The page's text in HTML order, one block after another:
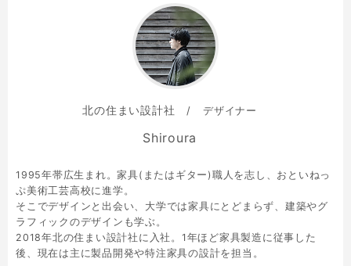
北の住まい設計社 デザイナー
Shiroura
1995年帯広生まれ。家具(またはギター)職人を志し、おといねっ
ぷ美術工芸高校に進学。
そこでデザインと出会い、大学では家具にとどまらず、建築やグ
ラフィックのデザインも学ぶ。
2018年北の住まい設計社に入社。1年ほど家具製造に従事した
後、現在は主に製品開発や特注家具の設計を担当。